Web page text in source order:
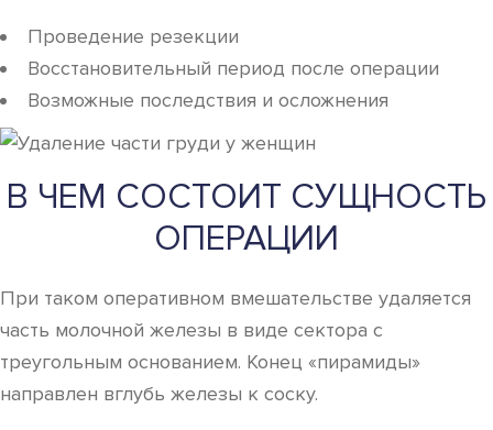
Проведение резекции
Восстановительный период после операции
Возможные последствия и осложнения
В ЧЕМ СОСТОИТ СУЩНОСТЬ
ОПЕРАЦИИ
При таком оперативном вмешательстве удаляется
часть молочной железы в виде сектора с
треугольным основанием. Конец «пирамиды»
направлен вглубь железы к соску.